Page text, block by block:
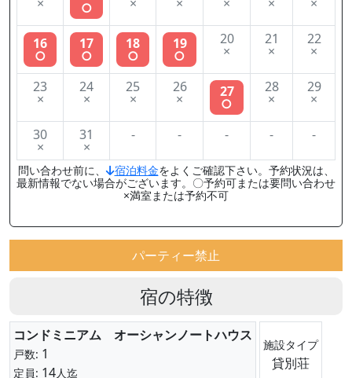
○
16
○
17
○
18
○
19
○
20
×
21
×
22
×
23
×
24
×
25
×
26
× 27
○
28
×
29
×
30
×
31
×
- - - - -
問い合わせ前に、 宿泊料金をよくご確認下さい。予約状況は、
最新情報でない場合がございます。〇予約可または要問い合わせ
×満室または予約不可
パーティー禁止
宿の特徴
コンドミニアム オーシャンノートハウス
戸数: 1
定員: 14人迄
施設タイプ
貸別荘